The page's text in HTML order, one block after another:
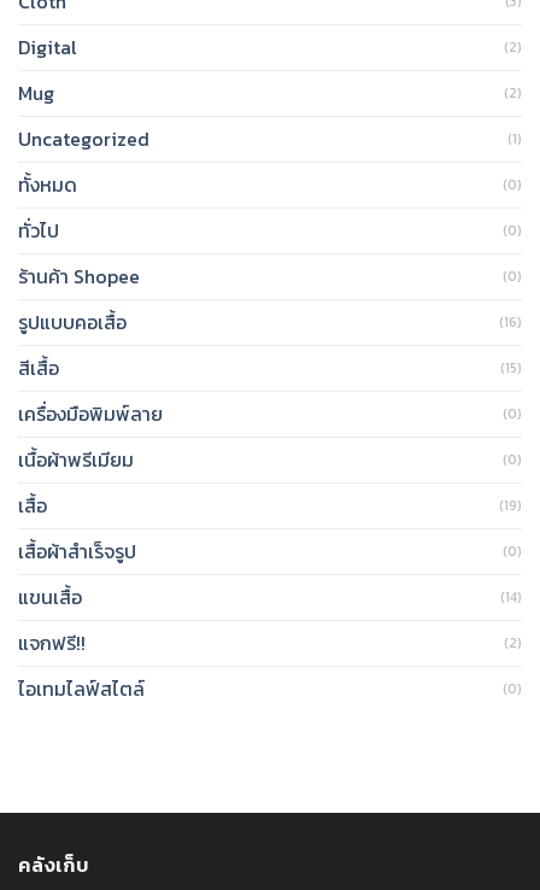
Digital (2)
Mug (2)
Uncategorized (1)
ทั้งหมด (0)
ทั่วไป (0)
ร้านค้า Shopee (0)
รูปแบบคอเสื้อ (16)
สีเสื้อ (15)
เครื่องมือพิมพ์ลาย (0)
เนื้อผ้าพรีเมียม (0)
เสื้อ (19)
เสื้อผ้าสำเร็จรูป (0)
แขนเสื้อ (14)
แจกฟรี!! (2)
ไอเทมไลฟ์สไตล์ (0)
คลังเก็บ